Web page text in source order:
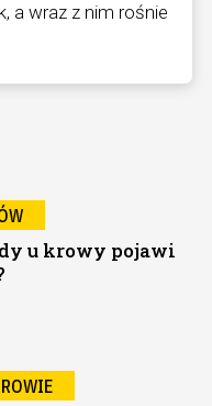
a wraz z nim rośnie
u krowy pojawi